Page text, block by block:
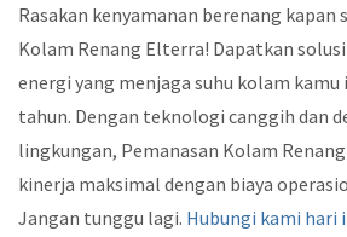
Rasakan kenyamanan berenang kapan
Kolam Renang Elterra! Dapatkan
energi yang menjaga suhu kolam kamu
tahun. Dengan teknologi canggih dan
lingkungan, Pemanasan Kolam
kinerja maksimal dengan biaya
Jangan tunggu lagi. Hubungi kami hari